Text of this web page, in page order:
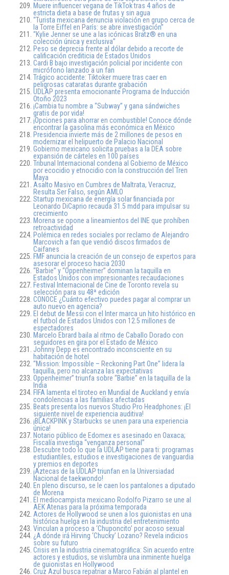
Muere influencer vegana de TikTok tras 4 años de
estricta dieta a base de frutas y sin agua
“Turista mexicana denuncia violación en grupo cerca de
la Torre Eiffel en París: se abre investigación”
“Kylie Jenner se une a las icónicas Bratz® en una
colección única y exclusiva”
Peso se deprecia frente al dólar debido a recorte de
calificación crediticia de Estados Unidos
Cardi B bajo investigación policial por incidente con
micrófono lanzado a un fan
Trágico accidente: Tiktoker muere tras caer en
peligrosas cataratas durante grabación
UDLAP presenta emocionante Programa de Inducción
Otoño 2023
¡Cambia tu nombre a “Subway” y gana sándwiches
gratis de por vida!
¡Opciones para ahorrar en combustible! Conoce dónde
encontrar la gasolina más económica en México
Presidencia invierte más de 2 millones de pesos en
modernizar el helipuerto de Palacio Nacional
Gobierno mexicano solicita pruebas a la DEA sobre
expansión de cárteles en 100 países
Tribunal Internacional condena al Gobierno de México
por ecocidio y etnocidio con la construcción del Tren
Maya
Asalto Masivo en Cumbres de Maltrata, Veracruz,
Resulta Ser Falso, según AMLO
Startup mexicana de energía solar financiada por
Leonardo DiCaprio recauda 31.5 mdd para impulsar su
crecimiento
Morena se opone a lineamientos del INE que prohíben
retroactividad
Polémica en redes sociales por reclamo de Alejandro
Marcovich a fan que vendió discos firmados de
Caifanes
FMF anuncia la creación de un consejo de expertos para
asesorar el proceso hacia 2030
“Barbie” y “Oppenheimer” dominan la taquilla en
Estados Unidos con impresionantes recaudaciones
Festival Internacional de Cine de Toronto revela su
selección para su 48ª edición
CONOCE ¿Cuánto efectivo puedes pagar al comprar un
auto nuevo en agencia?
El debut de Messi con el Inter marca un hito histórico en
el futbol de Estados Unidos con 12.5 millones de
espectadores
Marcelo Ebrard baila al ritmo de Caballo Dorado con
seguidores en gira por el Estado de México
Johnny Depp es encontrado inconsciente en su
habitación de hotel
“Mission: Impossible – Reckoning Part One” lidera la
taquilla, pero no alcanza las expectativas
Oppenheimer” triunfa sobre “Barbie” en la taquilla de la
India
FIFA lamenta el tiroteo en Mundial de Auckland y envía
condolencias a las familias afectadas
Beats presenta los nuevos Studio Pro Headphones: ¡El
siguiente nivel de experiencia auditiva!
¡BLACKPINK y Starbucks se unen para una experiencia
única!
Notario público de Edomex es asesinado en Oaxaca;
Fiscalía investiga “venganza personal”
Descubre todo lo que la UDLAP tiene para ti: programas
estudiantiles, estudios e investigaciones de vanguardia
y premios en deportes
¡Aztecas de la UDLAP triunfan en la Universiadad
Nacional de taekwondo!
En pleno discurso, se le caen los pantalones a diputado
de Morena
El mediocampista mexicano Rodolfo Pizarro se une al
AEK Atenas para la próxima temporada
Actores de Hollywood se unen a los guionistas en una
histórica huelga en la industria del entretenimiento
Vinculan a proceso a ‘Chuponcito’ por acoso sexual
¿A dónde irá Hirving ‘Chucky’ Lozano? Revela indicios
sobre su futuro
Crisis en la industria cinematográfica: Sin acuerdo entre
actores y estudios, se vislumbra una inminente huelga
de guionistas en Hollywood
Cruz Azul busca repatriar a Marco Fabián al plantel en